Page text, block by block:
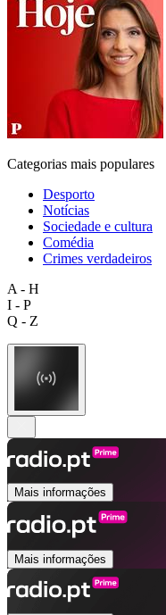
Categorias mais populares
Desporto
Notícias
Sociedade e cultura
Comédia
Crimes verdadeiros
A - H
I - P
Q - Z
Mais informações
Mais informações